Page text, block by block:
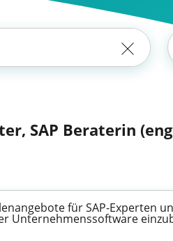
SAP Beraterin
für SAP-Experten
Unternehmenssoftware